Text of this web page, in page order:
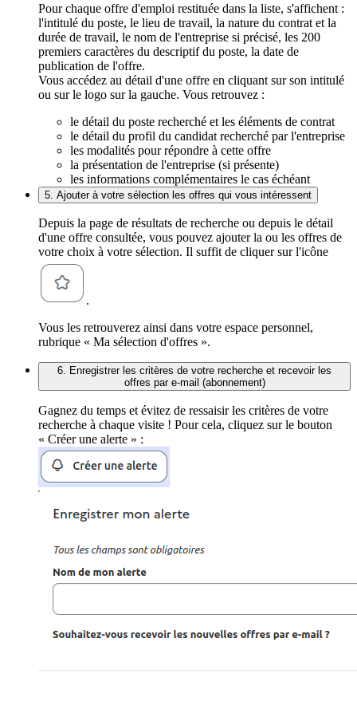
Pour chaque offre d'emploi restituée dans la liste, s'affichent :
l'intitulé du poste, le lieu de travail, la nature du contrat et la
durée de travail, le nom de l'entreprise si précisé, les 200
premiers caractères du descriptif du poste, la date de
publication de l'offre.
Vous accédez au détail d'une offre en cliquant sur son intitulé
ou sur le logo sur la gauche. Vous retrouvez :
le détail du poste recherché et les éléments de contrat
le détail du profil du candidat recherché par l'entreprise
les modalités pour répondre à cette offre
la présentation de l'entreprise (si présente)
les informations complémentaires le cas échéant
5. Ajouter à votre sélection les offres qui vous intéressent
Depuis la page de résultats de recherche ou depuis le détail
d'une offre consultée, vous pouvez ajouter la ou les offres de
votre choix à votre sélection. Il suffit de cliquer sur l'icône
.
Vous les retrouverez ainsi dans votre espace personnel,
rubrique « Ma sélection d'offres ».
6. Enregistrer les critères de votre recherche et recevoir les
offres par e-mail (abonnement)
Gagnez du temps et évitez de ressaisir les critères de votre
recherche à chaque visite ! Pour cela, cliquez sur le bouton
« Créer une alerte » :